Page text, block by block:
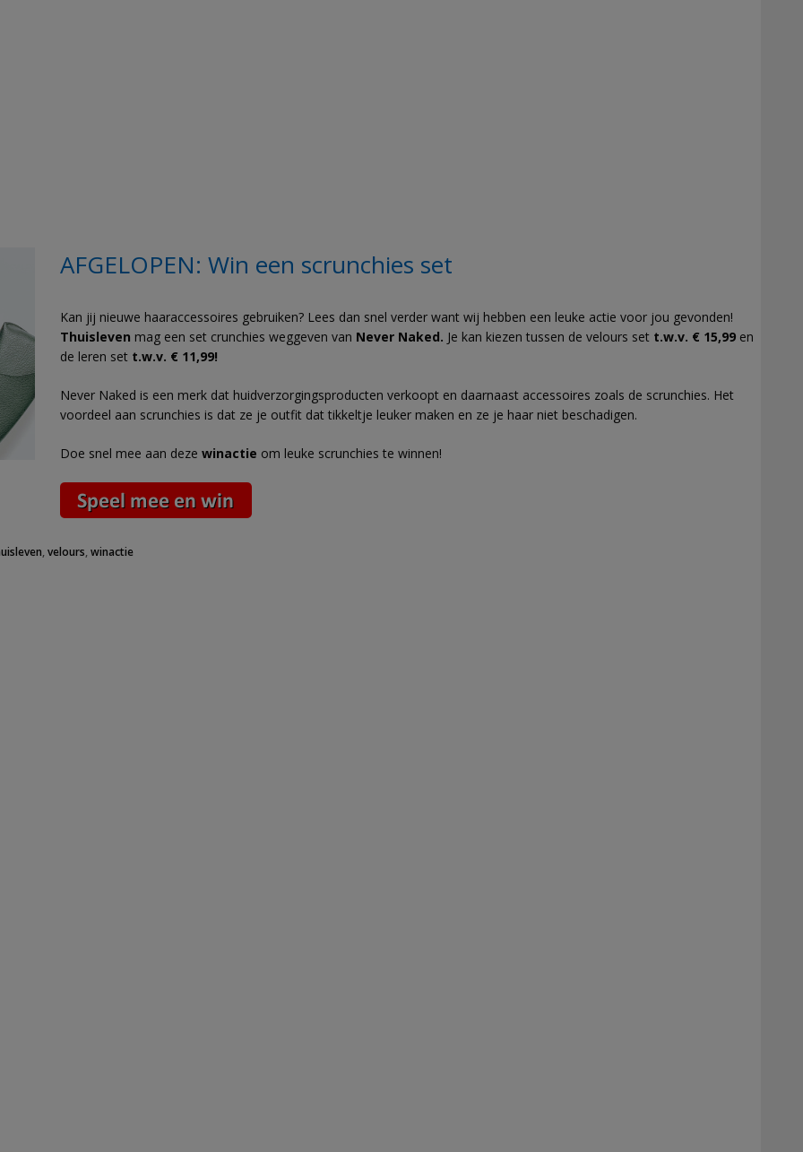
AFGELOPEN: Win een scrunchies set
Kan jij nieuwe haaraccessoires gebruiken? Lees dan snel verder want wij hebben een leuke actie voor jou gevonden!
Thuisleven mag een set crunchies weggeven van Never Naked. Je kan kiezen tussen de velours set t.w.v. € 15,99 en
de leren set t.w.v. € 11,99!
Never Naked is een merk dat huidverzorgingsproducten verkoopt en daarnaast accessoires zoals de scrunchies. Het
voordeel aan scrunchies is dat ze je outfit dat tikkeltje leuker maken en ze je haar niet beschadigen.
Doe snel mee aan deze winactie om leuke scrunchies te winnen!
,velours,winactie